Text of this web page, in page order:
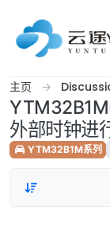
主页
外部时钟进
YTM32B1M系列